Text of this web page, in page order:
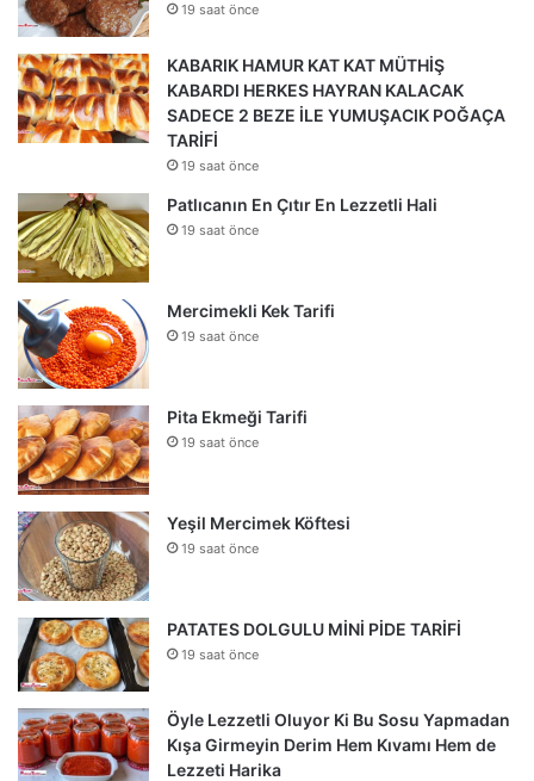
19 saat önce
KABARIK HAMUR KAT KAT MÜTHİŞ
KABARDI HERKES HAYRAN KALACAK
SADECE 2 BEZE İLE YUMUŞACIK POĞAÇA
TARİFİ
19 saat önce
Patlıcanın En Çıtır En Lezzetli Hali
19 saat önce
Mercimekli Kek Tarifi
19 saat önce
Pita Ekmeği Tarifi
19 saat önce
Yeşil Mercimek Köftesi
19 saat önce
PATATES DOLGULU MİNİ PİDE TARİFİ
19 saat önce
Öyle Lezzetli Oluyor Ki Bu Sosu Yapmadan
Kışa Girmeyin Derim Hem Kıvamı Hem de
Lezzeti Harika